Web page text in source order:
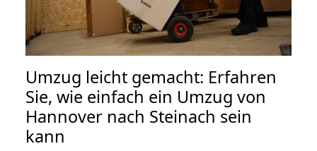
Umzug leicht gemacht: Erfahren
Sie, wie einfach ein Umzug von
Hannover nach Steinach sein
kann